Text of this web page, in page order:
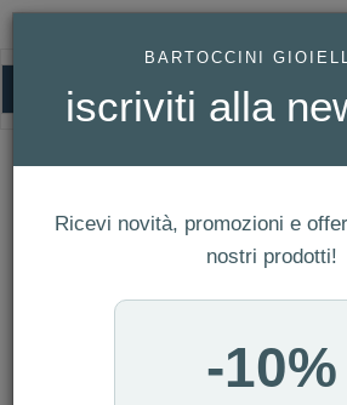
GERBA
CATEGORIA: ANELLI
CATEGORIA: BRACCIALI
CATEGORIA: COLLANE
BARTOCCINI
iscriviti alla
Ricevi novità, promozioni e
nostri prodotti!
-10%